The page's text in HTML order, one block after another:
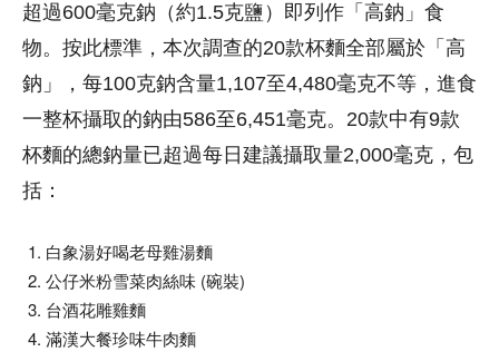
超過600毫克鈉（約1.5克鹽）即列作「高鈉」食
物。按此標準，本次調查的20款杯麵全部屬於「高
鈉」，每100克鈉含量1,107至4,480毫克不等，進食
一整杯攝取的鈉由586至6,451毫克。20款中有9款
杯麵的總鈉量已超過每日建議攝取量2,000毫克，包
括：
白象湯好喝老母雞湯麵
公仔米粉雪菜肉絲味 (碗裝)
台酒花雕雞麵
滿漢大餐珍味牛肉麵